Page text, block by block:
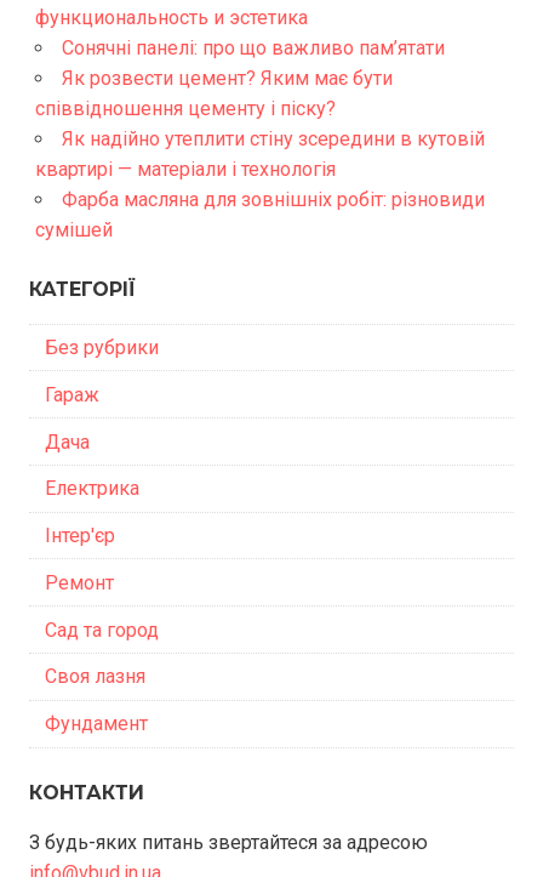
функциональность и эстетика
Сонячні панелі: про що важливо пам’ятати
Як розвести цемент? Яким має бути
співвідношення цементу і піску?
Як надійно утеплити стіну зсередини в кутовій
квартирі — матеріали і технологія
Фарба масляна для зовнішніх робіт: різновиди
сумішей
КАТЕГОРІЇ
Без рубрики
Гараж
Дача
Електрика
Інтер'єр
Ремонт
Сад та город
Своя лазня
Фундамент
КОНТАКТИ
З будь-яких питань звертайтеся за адресою
info@vbud.in.ua